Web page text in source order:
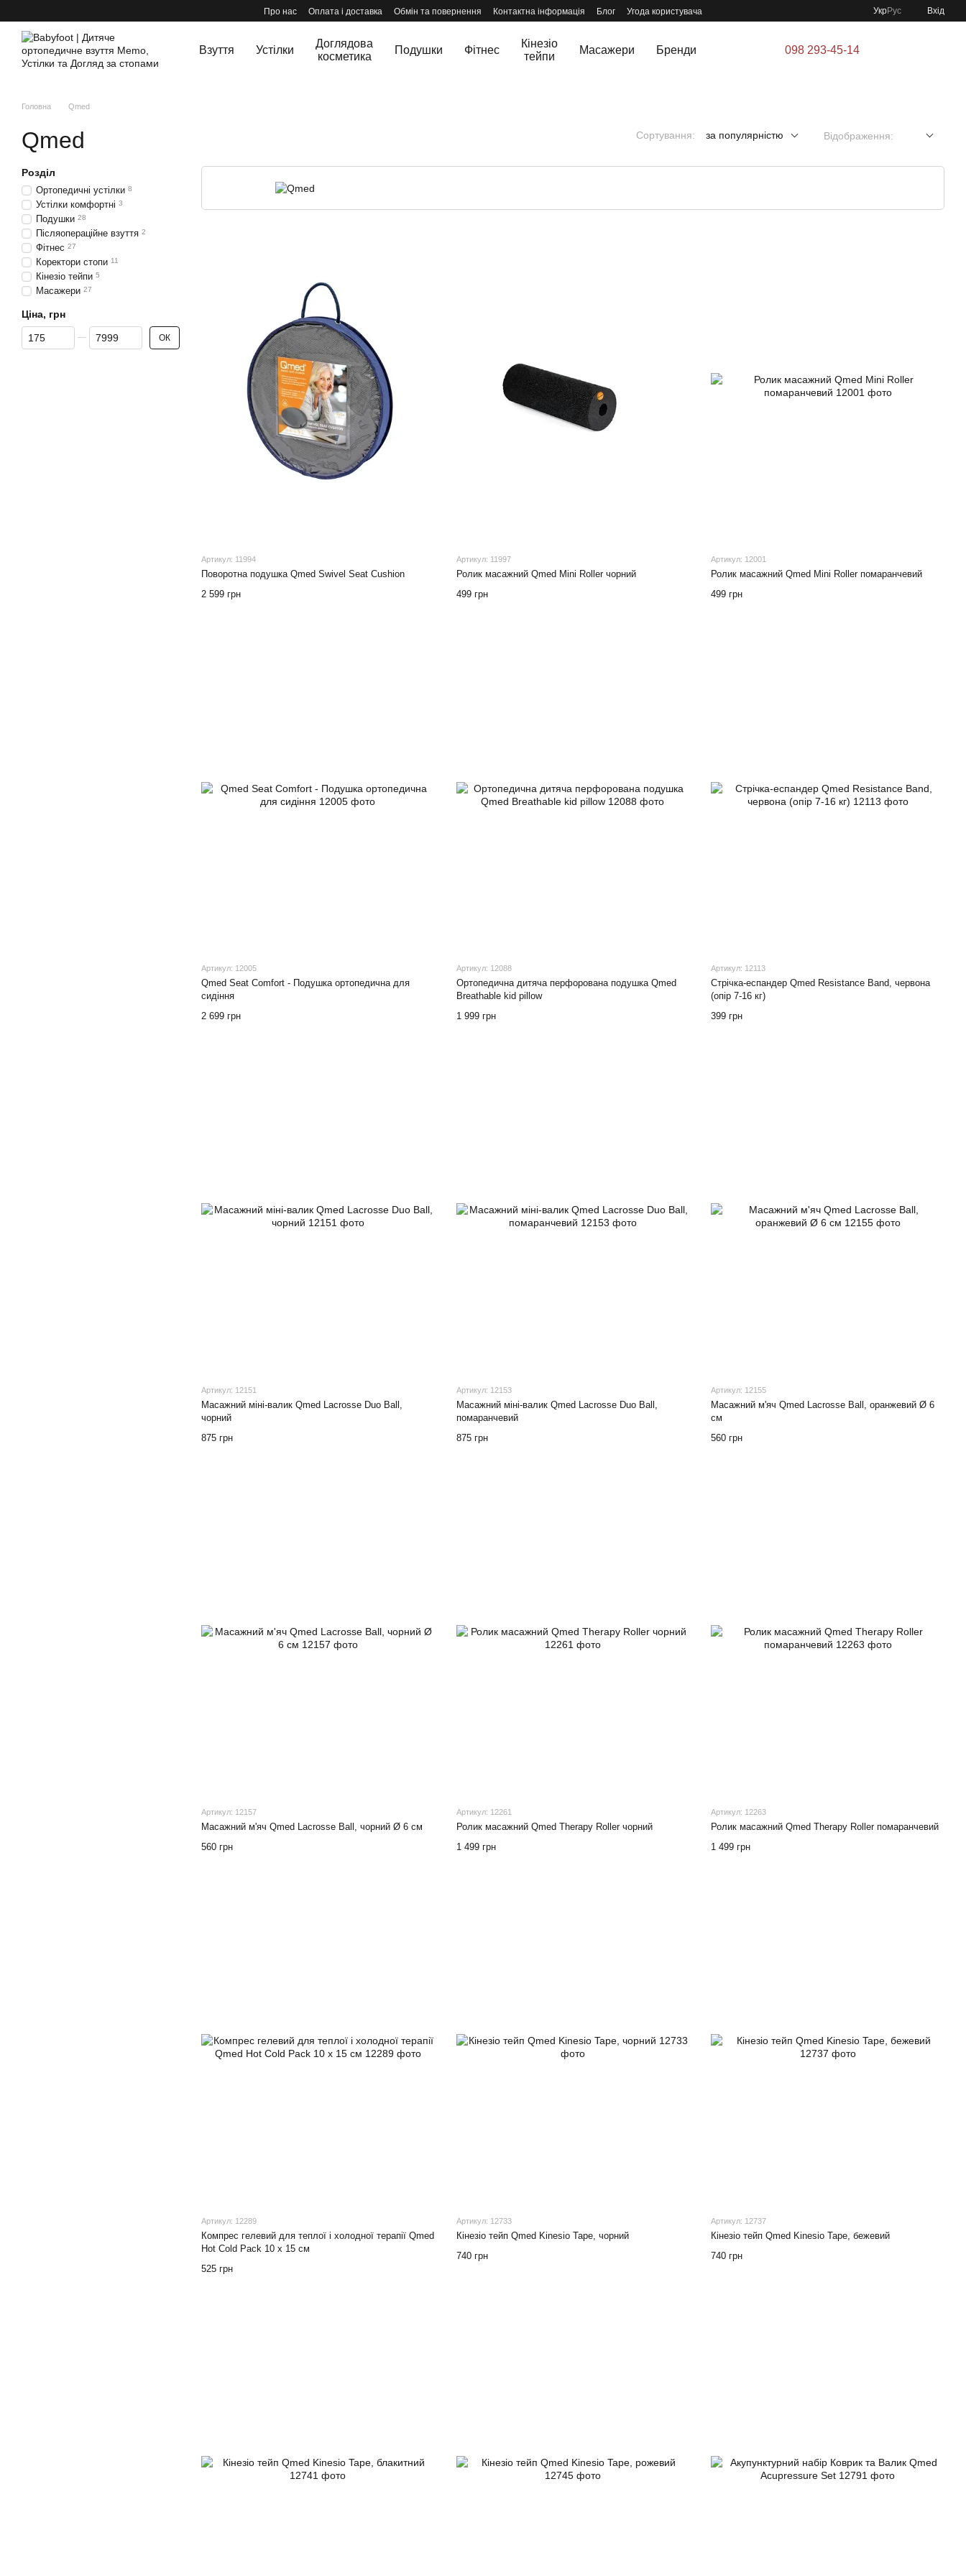
Про нас Оплата і доставка Обмін та повернення Контактна інформація Блог Угода користувача УкрРус Вхід
Взуття Устілки
Доглядова
косметика
Подушки Фітнес
Кінезіо
тейпи
Масажери Бренди 098 293-45-14
Головна Qmed
Qmed Сортування: за популярністю Відображення:
Артикул: 11994
Поворотна подушка Qmed Swivel Seat Cushion
2 599 грн
Артикул: 11997
Ролик масажний Qmed Mini Roller чорний
499 грн
Артикул: 12001
Ролик масажний Qmed Mini Roller помаранчевий
499 грн
Артикул: 12005
Qmed Seat Comfort - Подушка ортопедична для
сидіння
2 699 грн
Артикул: 12088
Ортопедична дитяча перфорована подушка Qmed
Breathable kid pillow
1 999 грн
Артикул: 12113
Стрічка-еспандер Qmed Resistance Band, червона
(опір 7-16 кг)
399 грн
Артикул: 12151
Масажний міні-валик Qmed Lacrosse Duo Ball,
чорний
875 грн
Артикул: 12153
Масажний міні-валик Qmed Lacrosse Duo Ball,
помаранчевий
875 грн
Артикул: 12155
Масажний м'яч Qmed Lacrosse Ball, оранжевий Ø 6
см
560 грн
Артикул: 12157
Масажний м'яч Qmed Lacrosse Ball, чорний Ø 6 см
560 грн
Артикул: 12261
Ролик масажний Qmed Therapy Roller чорний
1 499 грн
Артикул: 12263
Ролик масажний Qmed Therapy Roller помаранчевий
1 499 грн
Артикул: 12289
Компрес гелевий для теплої і холодної терапії Qmed
Hot Cold Pack 10 х 15 см
525 грн
Артикул: 12733
Кінезіо тейп Qmed Kinesio Tape, чорний
740 грн
Артикул: 12737
Кінезіо тейп Qmed Kinesio Tape, бежевий
740 грн
Розділ
Ортопедичні устілки 8
Устілки комфортні 3
Подушки 28
Післяопераційне взуття 2
Фітнес 27
Коректори стопи 11
Кінезіо тейпи 5
Масажери 27
Ціна, грн
Від Ціна, грн
До Ціна, грн ОК